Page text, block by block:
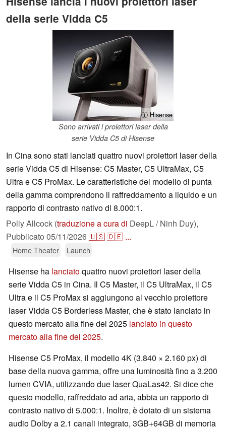
della serie Vidda C5
ⓘ Hisense
Sono arrivati i proiettori laser della
serie Vidda C5 di Hisense
In Cina sono stati lanciati quattro nuovi proiettori laser della
serie Vidda C5 di Hisense: C5 Master, C5 UltraMax, C5
Ultra e C5 ProMax. Le caratteristiche del modello di punta
della gamma comprendono il raffreddamento a liquido e un
rapporto di contrasto nativo di 8.000:1.
Polly Allcock (traduzione a cura di DeepL / Ninh Duy),
Pubblicato 05/11/2026🇺🇸🇩🇪 ...
Home Theater Launch
Hisense ha lanciatoquattro nuovi proiettori laser della
serie Vidda C5 in Cina. Il C5 Master, il C5 UltraMax, il C5
Ultra e il C5 ProMax si aggiungono al vecchio proiettore
laser Vidda C5 Borderless Master, che è stato lanciato in
questo mercato alla fine del 2025 lanciato in questo
mercato alla fine del 2025.
Hisense C5 ProMax, il modello 4K (3.840 × 2.160 px) di
base della nuova gamma, offre una luminosità fino a 3.200
lumen CVIA, utilizzando due laser QuaLas42. Si dice che
questo modello, raffreddato ad aria, abbia un rapporto di
contrasto nativo di 5.000:1. Inoltre, è dotato di un sistema
audio Dolby a 2.1 canali integrato, 3GB+64GB di memoria